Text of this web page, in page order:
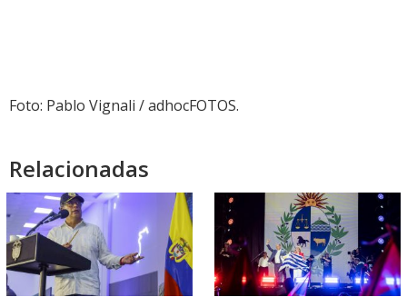
Foto: Pablo Vignali / adhocFOTOS.
Relacionadas